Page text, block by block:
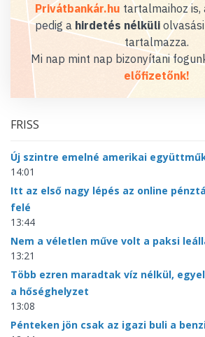
Privátbankár.hu tartalmaihoz is,
pedig a hirdetés nélküli
tartalmazza.
Mi nap mint nap bizonyítani
előfizetőnk!
FRISS
Új szintre emelné amerikai
14:01
Itt az első nagy lépés az online
felé
13:44
Nem a véletlen műve volt a paksi
13:21
Több ezren maradtak víz nélkül,
a hőséghelyzet
13:08
Pénteken jön csak az igazi buli a